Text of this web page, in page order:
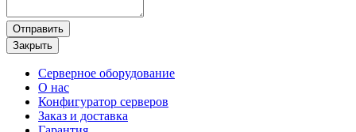
Отправить
Закрыть
Серверное оборудование
О нас
Конфигуратор серверов
Заказ и доставка